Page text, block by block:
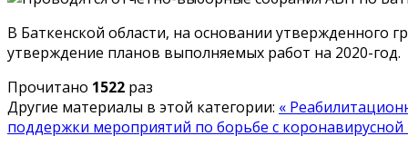
В Баткенской области, на основании утвержденного
утверждение планов выполняемых работ на 2020-год.
Прочитано 1522 раз
Другие материалы в этой категории: «
поддержки мероприятий по борьбе с